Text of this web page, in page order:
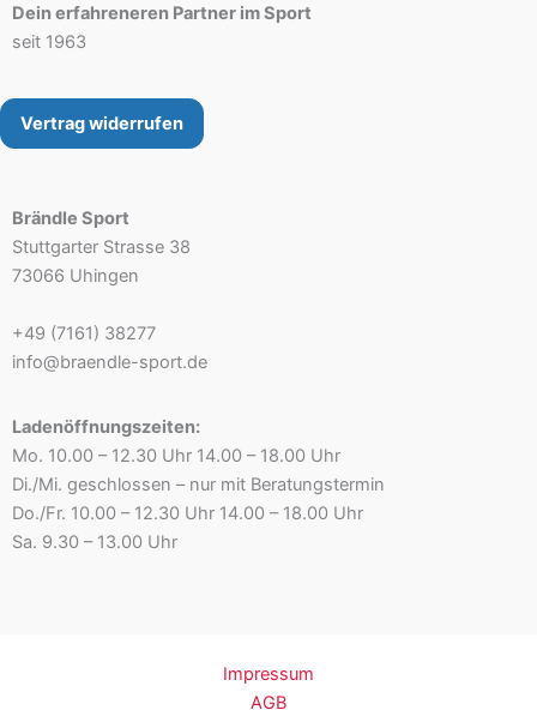
Dein erfahreneren Partner im Sport
seit 1963
Vertrag widerrufen
Brändle Sport
Stuttgarter Strasse 38
73066 Uhingen
+49 (7161) 38277
info@braendle-sport.de
Ladenöffnungszeiten:
Mo. 10.00 – 12.30 Uhr 14.00 – 18.00 Uhr
Di./Mi. geschlossen – nur mit Beratungstermin
Do./Fr. 10.00 – 12.30 Uhr 14.00 – 18.00 Uhr
Sa. 9.30 – 13.00 Uhr
Impressum
AGB